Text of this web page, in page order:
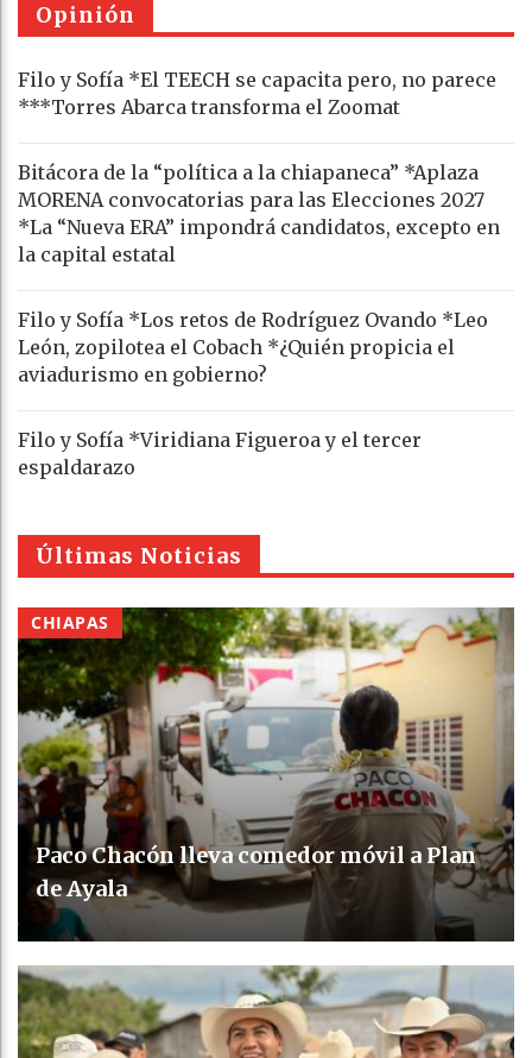
Opinión
Filo y Sofía *El TEECH se capacita pero, no parece
***Torres Abarca transforma el Zoomat
Bitácora de la “política a la chiapaneca” *Aplaza
MORENA convocatorias para las Elecciones 2027
*La “Nueva ERA” impondrá candidatos, excepto en
la capital estatal
Filo y Sofía *Los retos de Rodríguez Ovando *Leo
León, zopilotea el Cobach *¿Quién propicia el
aviadurismo en gobierno?
Filo y Sofía *Viridiana Figueroa y el tercer
espaldarazo
Últimas Noticias
CHIAPAS
Paco Chacón lleva comedor móvil a Plan
de Ayala